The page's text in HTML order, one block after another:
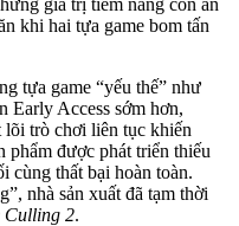
khi hai tựa game bom tấn
tựa game “yếu thế” như
Early Access sớm hơn,
lõi trò chơi liên tục khiến
phẩm được phát triển thiếu
cùng thất bại hoàn toàn.
nhà sản xuất đã tạm thời
Culling 2.